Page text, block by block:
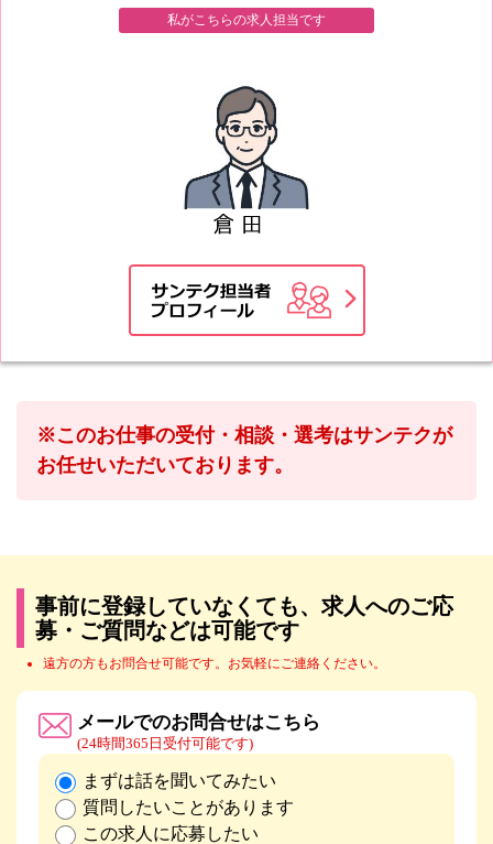
私がこちらの求人担当です
※このお仕事の受付・相談・選考はサンテクが
お任せいただいております。
事前に登録していなくても、求人へのご応
募・ご質問などは可能です
遠方の方もお問合せ可能です。お気軽にご連絡ください。
メールでのお問合せはこちら
(24時間365日受付可能です)
まずは話を聞いてみたい
質問したいことがあります
この求人に応募したい